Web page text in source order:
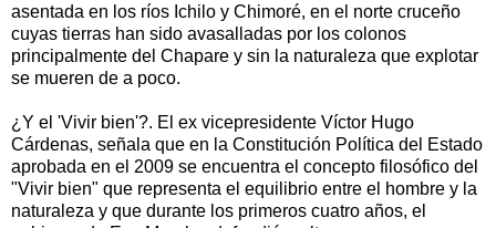
asentada en los ríos Ichilo y Chimoré, en el norte cruceño
cuyas tierras han sido avasalladas por los colonos
principalmente del Chapare y sin la naturaleza que explotar
se mueren de a poco.
¿Y el 'Vivir bien'?. El ex vicepresidente Víctor Hugo
Cárdenas, señala que en la Constitución Política del Estado
aprobada en el 2009 se encuentra el concepto filosófico del
"Vivir bien" que representa el equilibrio entre el hombre y la
naturaleza y que durante los primeros cuatro años, el